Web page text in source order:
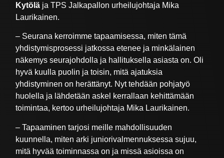
Kytölä ja TPS Jalkapallon urheilujohtaja Mika
Laurikainen.
– Seurana kerroimme tapaamisessa, miten tämä
yhdistymisprosessi jatkossa etenee ja minkälainen
näkemys seurajohdolla ja hallituksella asiasta on. Oli
hyvä kuulla puolin ja toisin, mitä ajatuksia
yhdistyminen on herättänyt. Nyt tehdään pohjatyö
huolella ja lähdetään askel kerrallaan kehittämään
toimintaa, kertoo urheilujohtaja Mika Laurikainen.
– Tapaaminen tarjosi meille mahdollisuuden
kuunnella, miten arki juniorivalmennuksessa sujuu,
mitä hyvää toiminnassa on ja missä asioissa on